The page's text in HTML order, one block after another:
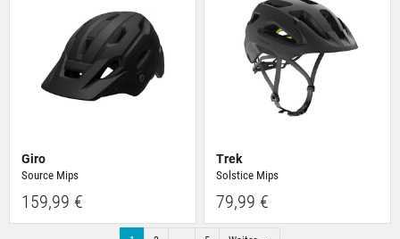
Giro
Source Mips
159,99 €
Trek
Solstice Mips
79,99 €